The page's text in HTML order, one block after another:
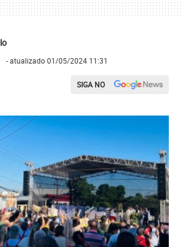
- atualizado 01/05/2024 11:31
SIGA NO